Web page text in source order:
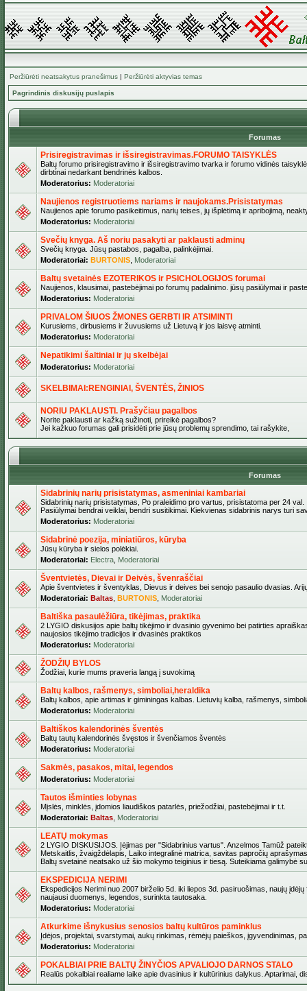
Peržiūrėti neatsakytus pranešimus | Peržiūrėti aktyvias temas
Pagrindinis diskusijų puslapis
Forumas
Prisiregistravimas ir išsiregistravimas.FORUMO TAISYKLĖS
Baltų forumo prisiregistravimo ir išsiregistravimo tvarka ir forumo vidinės
dirbtinai nedarkant bendrinės kalbos.
Moderatorius: Moderatoriai
Naujienos registruotiems nariams ir naujokams.Prisistatymas
Naujienos apie forumo pasikeitimus, narių teises, jų išplėtimą ir apribojimą,
Moderatorius: Moderatoriai
Svečių knyga. Aš noriu pasakyti ar paklausti adminų
Svečių knyga. Jūsų pastabos, pagalba, palinkėjimai.
Moderatoriai: BURTONIS Moderatoriai
Baltų svetainės EZOTERIKOS ir PSICHOLOGIJOS forumai
Naujienos, klausimai, pastebėjimai po forumų padalinimo. jūsų pasiūlymai ir
Moderatorius: Moderatoriai
PRIVALOM ŠIUOS ŽMONES GERBTI IR ATSIMINTI
Kurusiems, dirbusiems ir žuvusiems už Lietuvą ir jos laisvę atminti.
Moderatorius: Moderatoriai
Nepatikimi šaltiniai ir jų skelbėjai
Moderatorius: Moderatoriai
SKELBIMAI:RENGINIAI, ŠVENTĖS, ŽINIOS
NORIU PAKLAUSTI. Prašyčiau pagalbos
Norite paklausti ar kažką sužinoti, prireikė pagalbos?
Jei kažkuo forumas gali prisidėti prie jūsų problemų sprendimo, tai rašykite,
Forumas
Sidabrinių narių prisistatymas, asmeniniai kambariai
Sidabrinių narių prisistatymas, Po praleidimo pro vartus, prisistatoma per 24 val.
Pasiūlymai bendrai veiklai, bendri susitikimai. Kiekvienas sidabrinis narys turi
Moderatorius: Moderatoriai
Sidabrinė poezija, miniatiūros, kūryba
Jūsų kūryba ir sielos polėkiai.
Moderatoriai: Electra Moderatoriai
Šventvietės, Dievai ir Deivės, švenraščiai
Apie šventvietes ir šventyklas, Dievus ir deives bei senojo pasaulio dvasias.
Moderatoriai: Baltas BURTONIS Moderatoriai
Baltiška pasaulėžiūra, tikėjimas, praktika
2 LYGIO diskusijos apie baltų tikėjimo ir dvasinio gyvenimo bei patirties
naujosios tikėjimo tradicijos ir dvasinės praktikos
Moderatorius: Moderatoriai
ŽODŽIŲ BYLOS
Žodžiai, kurie mums praveria langą į suvokimą
Baltų kalbos, rašmenys, simboliai,heraldika
Baltų kalbos, apie artimas ir giminingas kalbas. Lietuvių kalba, rašmenys,
Moderatorius: Moderatoriai
Baltiškos kalendorinės šventės
Baltų tautų kalendorinės švęstos ir švenčiamos šventės
Moderatorius: Moderatoriai
Sakmės, pasakos, mitai, legendos
Moderatorius: Moderatoriai
Tautos išminties lobynas
Mįslės, minklės, įdomios liaudiškos patarlės, priežodžiai, pastebėjimai ir t.t.
Moderatoriai: Baltas Moderatoriai
LEATŲ mokymas
2 LYGIO DISKUSIJOS. Įėjimas per "Sidabrinius vartus". Anzelmos Tamūž
Metskaitlis, žvaigždėlapis, Laiko integralinė matrica, savitas papročių
Baltų svetainė neatsako už šio mokymo teiginius ir tiesą. Suteikiama galimybė
EKSPEDICIJA NERIMI
Ekspedicijos Nerimi nuo 2007 birželio 5d. iki liepos 3d. pasiruošimas, naujų
naujausi duomenys, legendos, surinkta tautosaka.
Moderatorius: Moderatoriai
Atkurkime išnykusius senosios baltų kultūros paminklus
Įdėjos, projektai, svarstymai, aukų rinkimas, rėmėjų paieškos, įgyvendinimas,
Moderatorius: Moderatoriai
POKALBIAI PRIE BALTŲ ŽINYČIOS APVALIOJO DARNOS STALO
Realūs pokalbiai realiame laike apie dvasinius ir kultūrinius dalykus. Aptarimai,